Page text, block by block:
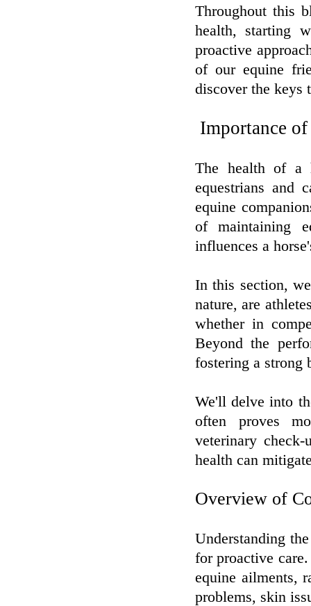
Throughout this
health, starting
proactive
of our equine
discover the keys
Importance
The health of a
equestrians and
equine
of maintaining
influences a
In this section,
nature, are
whether in
Beyond the
fostering a strong
We'll delve into
often proves
veterinary
health can
Overview of
Understanding
for proactive
equine ailments,
problems, skin